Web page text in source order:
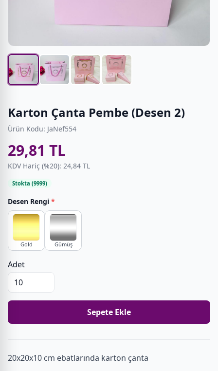
Karton Çanta Pembe (Desen 2)
Ürün Kodu: JaNef554
29,81 TL
KDV Hariç (%20): 24,84 TL
Stokta (9999)
Desen Rengi *
Gold Gümüş
Adet
Sepete Ekle
20x20x10 cm ebatlarında karton çanta